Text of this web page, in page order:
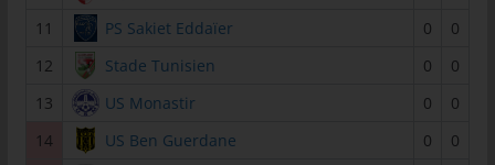
11
PS Sakiet Eddaïer 0
0
12
Stade Tunisien 0
0
13
US Monastir 0
0
14
US Ben Guerdane 0
0
tunesienfussball.de
Uwe Wassenberg
Rue 2 Mars
4022 Akouda - Tunesien